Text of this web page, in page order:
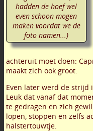
hadden de hoef wel
even schoon mogen
maken voordat we de
foto namen...)
achteruit moet doen:
maakt zich ook groot.
Even later werd de strijd
Leuk dat vanaf dat
te gedragen en zich
lopen, stoppen en zelfs
halstertouwtje.